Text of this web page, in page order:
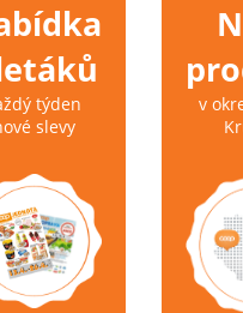
týden
slevy
v